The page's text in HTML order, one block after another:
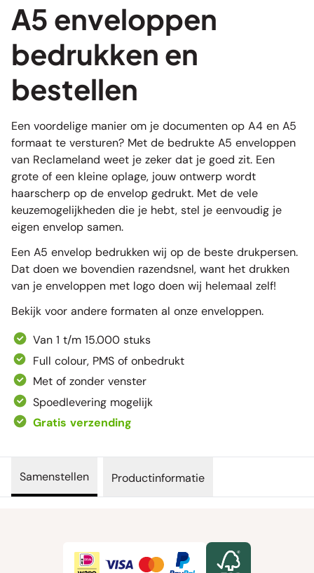
A5 enveloppen
bedrukken en
bestellen
Een voordelige manier om je documenten op A4 en A5
formaat te versturen? Met de bedrukte A5 enveloppen
van Reclameland weet je zeker dat je goed zit. Een
grote of een kleine oplage, jouw ontwerp wordt
haarscherp op de envelop gedrukt. Met de vele
keuzemogelijkheden die je hebt, stel je eenvoudig je
eigen envelop samen.
Een A5 envelop bedrukken wij op de beste drukpersen.
Dat doen we bovendien razendsnel, want het drukken
van je enveloppen met logo doen wij helemaal zelf!
Bekijk voor andere formaten al onze enveloppen.
Van 1 t/m 15.000 stuks
Full colour, PMS of onbedrukt
Met of zonder venster
Spoedlevering mogelijk
Gratis verzending
Samenstellen Productinformatie